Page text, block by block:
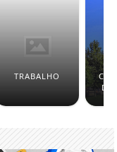
TRABALHO